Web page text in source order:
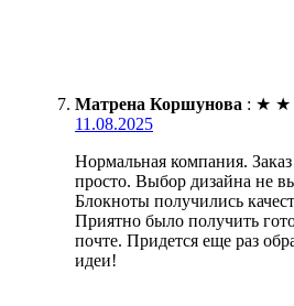
Матрена Коршунова : ★ ★
11.08.2025
Нормальная компания.
просто. Выбор дизайна не
Блокноты получились
Приятно было получить
почте. Придется еще раз
идеи!